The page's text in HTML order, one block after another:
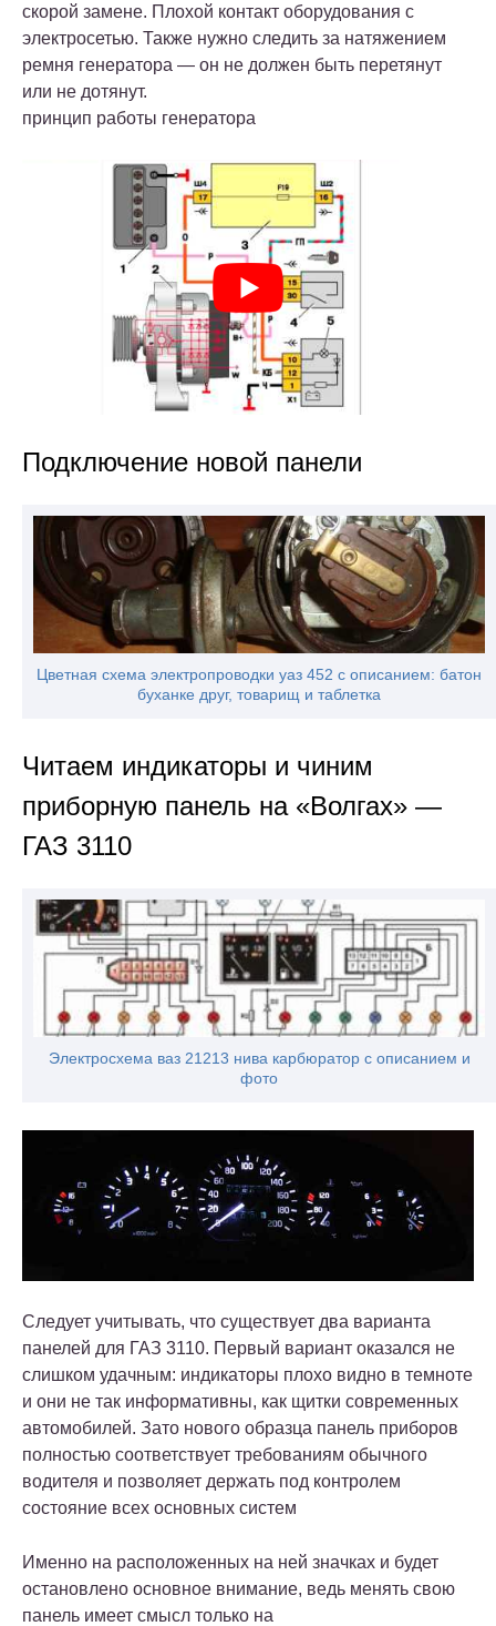
скорой замене. Плохой контакт оборудования с
электросетью. Также нужно следить за натяжением
ремня генератора — он не должен быть перетянут
или не дотянут.
принцип работы генератора
Подключение новой панели
Цветная схема электропроводки уаз 452 с описанием: батон
буханке друг, товарищ и таблетка
Читаем индикаторы и чиним
приборную панель на «Волгах» —
ГАЗ 3110
Электросхема ваз 21213 нива карбюратор с описанием и
фото
Следует учитывать, что существует два варианта
панелей для ГАЗ 3110. Первый вариант оказался не
слишком удачным: индикаторы плохо видно в темноте
и они не так информативны, как щитки современных
автомобилей. Зато нового образца панель приборов
полностью соответствует требованиям обычного
водителя и позволяет держать под контролем
состояние всех основных систем
Именно на расположенных на ней значках и будет
остановлено основное внимание, ведь менять свою
панель имеет смысл только на